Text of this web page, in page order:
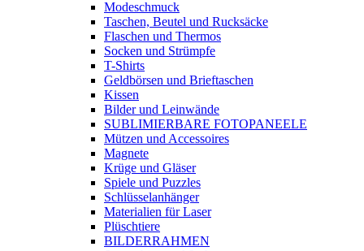
Modeschmuck
Taschen, Beutel und Rucksäcke
Flaschen und Thermos
Socken und Strümpfe
T-Shirts
Geldbörsen und Brieftaschen
Kissen
Bilder und Leinwände
SUBLIMIERBARE FOTOPANEELE
Mützen und Accessoires
Magnete
Krüge und Gläser
Spiele und Puzzles
Schlüsselanhänger
Materialien für Laser
Plüschtiere
BILDERRAHMEN